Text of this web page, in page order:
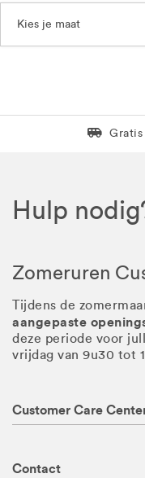
Kies je maat
Hulp
Zomeruren
Tijdens de
aangepaste
deze periode voor
vrijdag van 9u30 tot
Customer Care
Contact